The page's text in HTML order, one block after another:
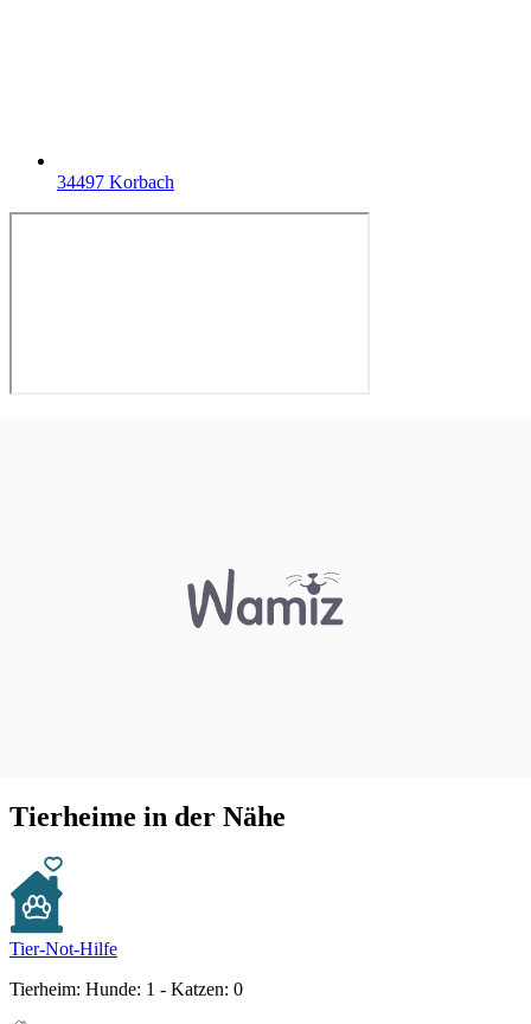
34497 Korbach
Tierheime in der Nähe
Tier-Not-Hilfe
Tierheim: Hunde: 1 - Katzen: 0